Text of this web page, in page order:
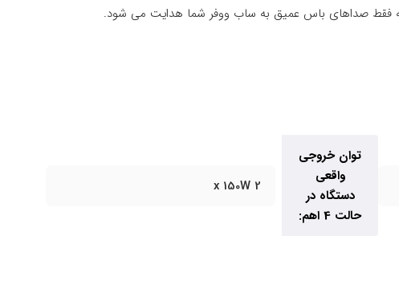
توان خروجی
واقعی
دستگاه در
حالت 4 اهم:
2 x 150W